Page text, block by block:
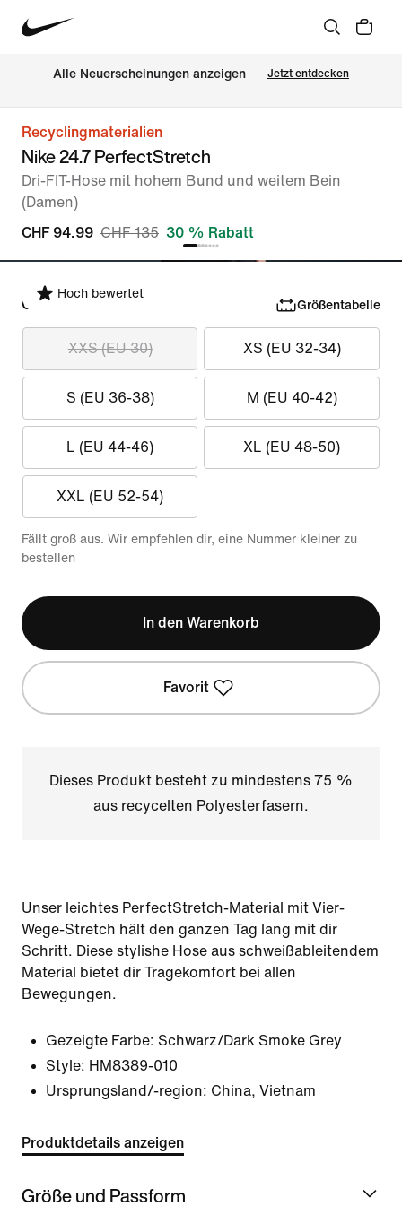
Alle Neuerscheinungen anzeigen Jetzt entdecken
Recyclingmaterialien
Nike 24.7 PerfectStretch
Dri-FIT-Hose mit hohem Bund und weitem Bein
(Damen)
CHF 94.99 CHF 135 30 % Rabatt
Hoch bewertet
Größe auswählen Größentabelle
XXS (EU 30) XS (EU 32-34)
S (EU 36-38) M (EU 40-42)
L (EU 44-46) XL (EU 48-50)
XXL (EU 52-54)
Fällt groß aus. Wir empfehlen dir, eine Nummer kleiner zu
bestellen
In den Warenkorb
Favorit
Dieses Produkt besteht zu mindestens 75 %
aus recycelten Polyesterfasern.
Unser leichtes PerfectStretch-Material mit Vier-
Wege-Stretch hält den ganzen Tag lang mit dir
Schritt. Diese stylishe Hose aus schweißableitendem
Material bietet dir Tragekomfort bei allen
Bewegungen.
Gezeigte Farbe: Schwarz/Dark Smoke Grey
Style: HM8389-010
Ursprungsland/-region: China, Vietnam
Produktdetails anzeigen
Größe und Passform